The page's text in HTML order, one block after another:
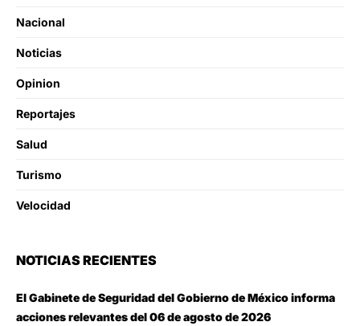
Nacional
Noticias
Opinion
Reportajes
Salud
Turismo
Velocidad
NOTICIAS RECIENTES
El Gabinete de Seguridad del Gobierno de México informa
acciones relevantes del 06 de agosto de 2026